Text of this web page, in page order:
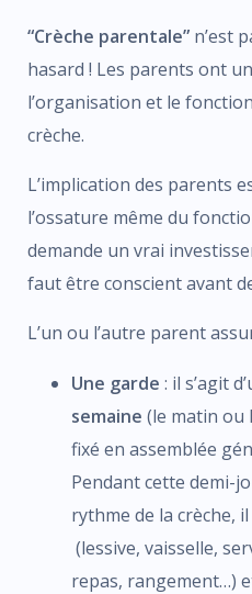
“Crèche parentale” n’est
hasard ! Les parents ont
l’organisation et le
crèche.
L’implication des parents
l’ossature même du
demande un vrai
faut être conscient avant
L’un ou l’autre parent
Une garde : il s’agit
semaine (le matin ou
fixé en assemblée
Pendant cette demi-
rythme de la crèche,
(lessive, vaisselle,
repas, rangement…)